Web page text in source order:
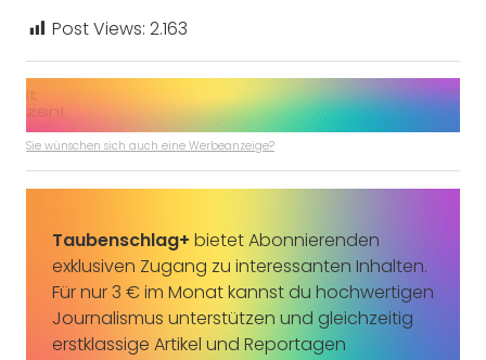
Post Views: 2.163
Sie wünschen sich auch eine Werbeanzeige?
Taubenschlag+ bietet Abonnierenden
exklusiven Zugang zu interessanten Inhalten.
Für nur 3 € im Monat kannst du hochwertigen
Journalismus unterstützen und gleichzeitig
erstklassige Artikel und Reportagen